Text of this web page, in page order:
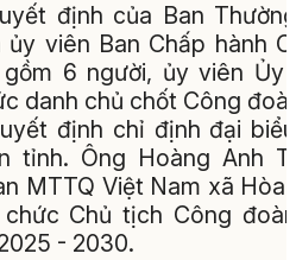
định của Ban
ủy viên Ban Chấp hành
6 người, ủy viên Ủy
danh chủ chốt Công
định chỉ định đại
tỉnh. Ông Hoàng Anh
MTTQ Việt Nam xã Hòa
Chủ tịch Công
- 2030.